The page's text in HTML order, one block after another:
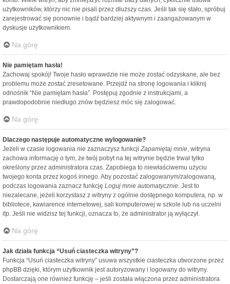
użytkowników, którzy nic nie pisali przez dłuższy czas. Jeśli tak się stało, spróbuj
zarejestrować się ponownie i bądź bardziej aktywnym i zaangażowanym w
dyskusje użytkownikiem.
Na górę
Nie pamiętam hasła!
Zachowaj spokój! Twoje hasło wprawdzie nie może zostać odzyskane, ale bez
problemu może zostać zresetowane. Przejdź na stronę logowania i kliknij
odnośnik “Nie pamiętam hasła”. Postępuj zgodnie z instrukcjami, a
prawdopodobnie niedługo znów będziesz móc się zalogować.
Na górę
Dlaczego następuje automatyczne wylogowanie?
Jeżeli w czasie logowania nie zaznaczysz funkcji Zapamiętaj mnie, witryna
zachowa informację o tym, że twój pobyt na tej witrynie będzie trwał tylko
określony przez administratora czas. Zapobiega to niewłaściwemu użyciu
twojego konta przez kogoś innego. Aby pozostać zalogowanym/zalogowaną,
podczas logowania zaznacz funkcję Loguj mnie automatycznie. Jest to
niezalecane, jeżeli korzystasz z witryny z ogólnie dostępnego komputera, np. w
bibliotece, kawiarence internetowej, sali komputerowej w szkole lub na uczelni
itp. Jeśli nie widzisz tej funkcji, oznacza to, że administrator ją wyłączył.
Na górę
Jak działa funkcja “Usuń ciasteczka witryny”?
Funkcja “Usuń ciasteczka witryny” usuwa wszystkie ciasteczka utworzone przez
phpBB dzięki, którym użytkownik jest autoryzowany i logowany do witryny.
Dostarczają one również funkcję – jeśli została włączona przez administratora